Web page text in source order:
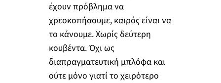
έχουν πρόβλημα να
χρεοκοπήσουμε, καιρός είναι να
το κάνουμε. Χωρίς δεύτερη
κουβέντα. Όχι ως
διαπραγματευτική μπλόφα και
ούτε μόνο γιατί το χειρότερο